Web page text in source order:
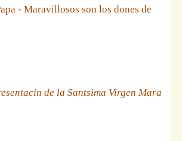
- Maravillosos son los dones de
de la Santsima Virgen Mara